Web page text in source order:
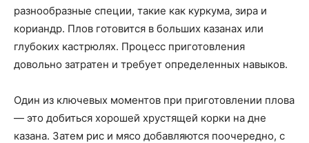
разнообразные специи, такие как куркума, зира и
кориандр. Плов готовится в больших казанах или
глубоких кастрюлях. Процесс приготовления
довольно затратен и требует определенных навыков.
Один из ключевых моментов при приготовлении плова
— это добиться хорошей хрустящей корки на дне
казана. Затем рис и мясо добавляются поочередно, с